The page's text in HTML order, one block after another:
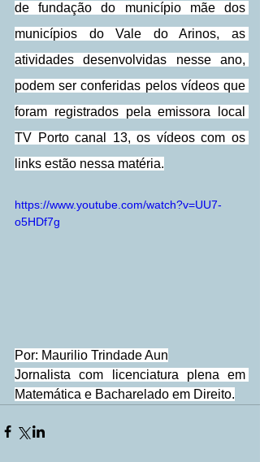
de fundação do município mãe dos
municípios do Vale do Arinos, as
atividades desenvolvidas nesse ano,
podem ser conferidas pelos vídeos que
foram registrados pela emissora local
TV Porto canal 13, os vídeos com os
links estão nessa matéria.
https://www.youtube.com/watch?v=UU7-
o5HDf7g
Por: Maurilio Trindade Aun
Jornalista com licenciatura plena em
Matemática e Bacharelado em Direito.